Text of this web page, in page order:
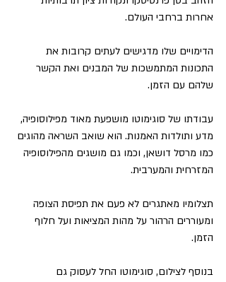
אחרות ברחבי העולם.
הדימויים שלו מדגישים לעתים קרובות את
התכונות המתמשכות של המבנים ואת הקשר
שלהם עם הזמן.
עבודתו של סוגימוטו מושפעת מאוד מפילוסופיה,
מדע ותולדות האמנות. הוא שואב השראה מהוגים
כמו מרסל דושאן, וכמו גם מושגים מהפילוסופיה
המזרחית והמערבית.
תצלומיו מאתגרים לא פעם את תפיסת הצופה
ומעוררים הרהור על מהות המציאות ועל חלוף
הזמן.
בנוסף לצילום, סוגימוטו החל לעסוק גם